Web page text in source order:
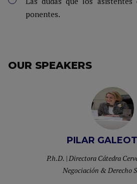
ponentes.
OUR SPEAKERS
PILAR
P.h.D. | Directora Cátedra
Negociación & Derecho